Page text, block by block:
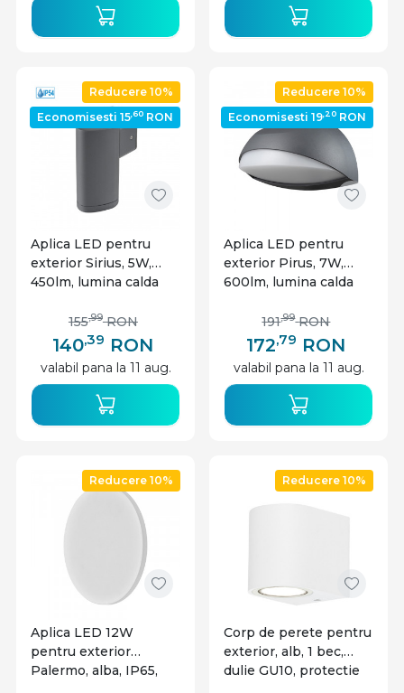
Reducere 10%
Economisesti 15,60 RON
Aplica LED pentru
exterior Sirius, 5W,
450lm, lumina calda
140,39 RON
155,99 RON
valabil pana la 11 aug.
Reducere 10%
Economisesti 19 ,20 RON
Aplica LED pentru
exterior Pirus, 7W,
600lm, lumina calda
172,79 RON
191,99 RON
valabil pana la 11 aug.
Reducere 10%
Aplica LED 12W
pentru exterior
Palermo, alba, IP65,
Reducere 10%
Corp de perete pentru
exterior, alb, 1 bec,
dulie GU10, protectie